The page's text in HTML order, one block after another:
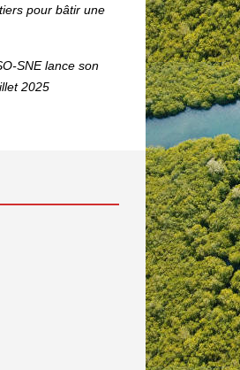
pour bâtir une
lance son
2025